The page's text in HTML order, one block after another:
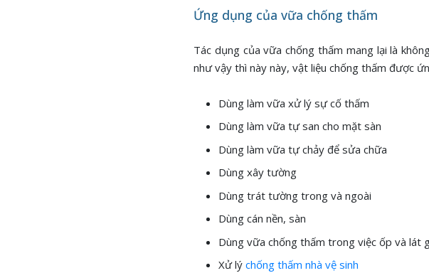
Ứng dụng của vữa chống thấm
Tác dụng của vữa chống thấm mang lại là
như vậy thì này này, vật liệu chống thấm được
Dùng làm vữa xử lý sự cố thấm
Dùng làm vữa tự san cho mặt sàn
Dùng làm vữa tự chảy để sửa chữa
Dùng xây tường
Dùng trát tường trong và ngoài
Dùng cán nền, sàn
Dùng vữa chống thấm trong việc ốp và lát
Xử lý chống thấm nhà vệ sinh